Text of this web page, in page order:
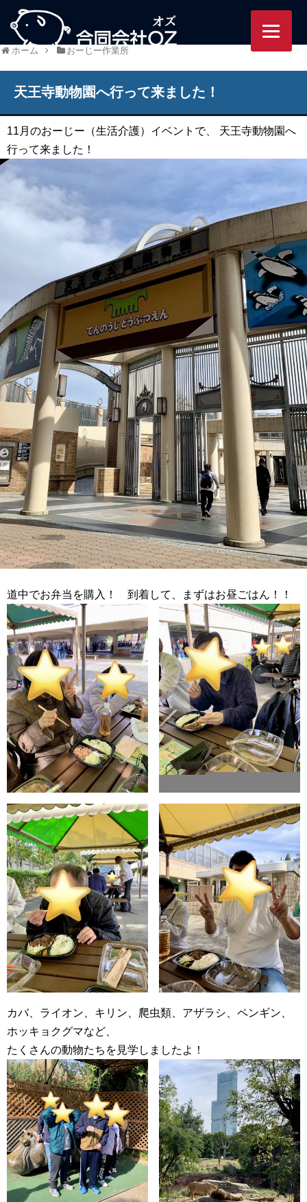
ホーム おーじー作業所
天王寺動物園へ行って来ました！
11月のおーじー（生活介護）イベントで、 天王寺動物園へ
行って来ました！
道中でお弁当を購入！ 到着して、まずはお昼ごはん！！
カバ、ライオン、キリン、爬虫類、アザラシ、ペンギン、
ホッキョクグマなど、
たくさんの動物たちを見学しましたよ！
ozworlds.jp/wordpress-